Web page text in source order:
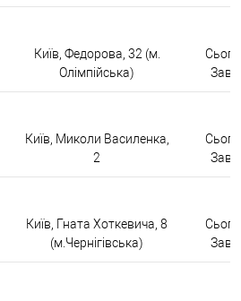
Київ, Федорова, 32 (м.
Олімпійська)
Київ, Миколи Василенка,
2
Київ, Гната Хоткевича, 8
(м.Чернігівська)